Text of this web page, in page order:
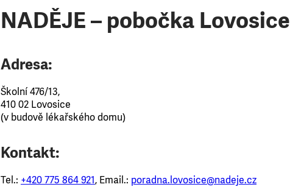
NADĚJE – pobočka Lovosice
Adresa:
Školní 476/13,
410 02 Lovosice
(v budově lékařského domu)
Kontakt:
Tel.: +420 775 864 921, Email.: poradna.lovosice@nadeje.cz